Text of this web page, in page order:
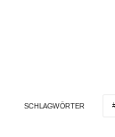
SCHLAGWÖRTER